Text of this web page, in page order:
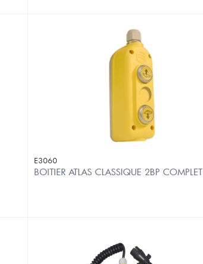
E3060
BOITIER ATLAS CLASSIQUE 2BP COMPLET